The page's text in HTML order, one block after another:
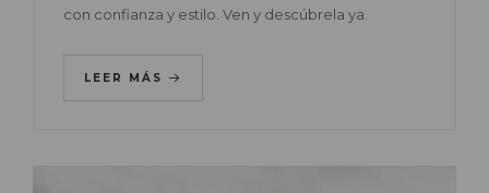
con confianza y estilo. Ven y descúbrela ya.
LEER MÁS